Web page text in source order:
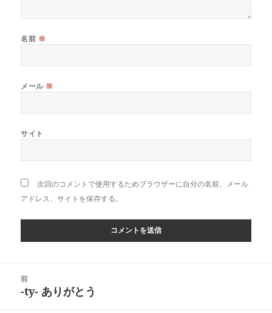
名前 ※
メール ※
サイト
次回のコメントで使用するためブラウザーに自分の名前、メール
アドレス、サイトを保存する。
前
前
-ty- ありがとう